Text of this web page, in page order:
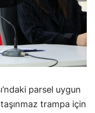
parsel uygun
trampa için